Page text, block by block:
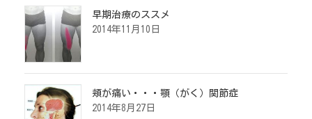
早期治療のススメ
2014年11月10日
頬が痛い・・・顎（がく）関節症
2014年8月27日